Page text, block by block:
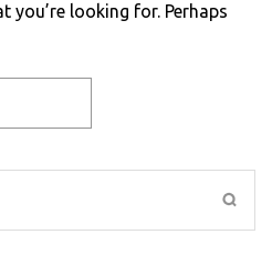
you’re looking for. Perhaps